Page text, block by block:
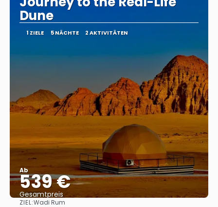
Dune
1 ZIELE 5 NÄCHTE 2 AKTIVITÄTEN
Ab
539 €
Gesamtpreis
ZIEL:Wadi Rum